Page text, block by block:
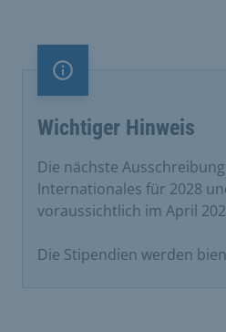
Information
Wichtiger Hinweis
​Die nächste
Internationales für 2028
voraussichtlich im April
Die Stipendien werden